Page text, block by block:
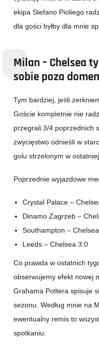
ekipa Stefano Pioliego
dla gości byłby dla mnie
Milan – Chelsea
sobie poza
Tym bardziej, jeśli
Goście kompletnie nie
przegrali 3/4 poprzednich
zwycięstwo odnieśli w
golu strzelonym w
Poprzednie wyjazdowe
Crystal Palace –
Dinamo Zagrzeb –
Southampton –
Leeds – Chelsea 3:0
Co prawda w ostatnich
obserwujemy efekt nowej
Grahama Pottera spisuje
sezonu. Według mnie na
ewentualny remis to
spotkaniu.